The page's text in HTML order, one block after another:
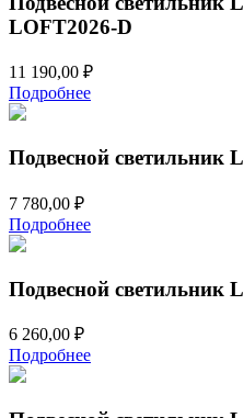
LOFT2026-D
11 190,00 ₽
Подробнее
Подвесной светильник
7 780,00 ₽
Подробнее
Подвесной светильник
6 260,00 ₽
Подробнее